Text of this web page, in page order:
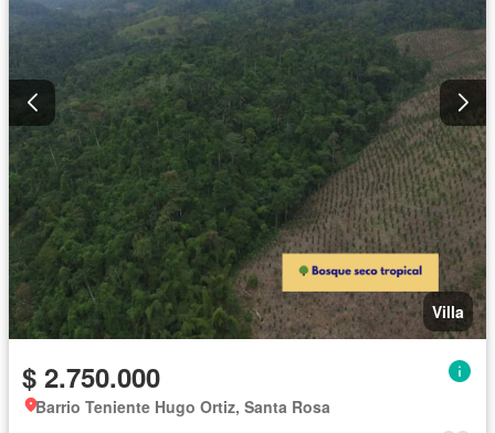
Villa
$ 2.750.000
Barrio Teniente Hugo Ortiz, Santa Rosa